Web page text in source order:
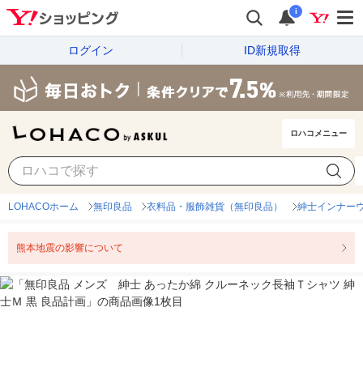
i
ログイン ID新規取得
ロハコメニュー
LOHACOホーム 無印良品 衣料品・服飾雑貨（無印良品） 紳士インナー
熊本地震の影響について